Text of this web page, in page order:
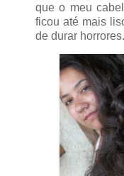
que o meu
ficou até mais
de durar horrores.